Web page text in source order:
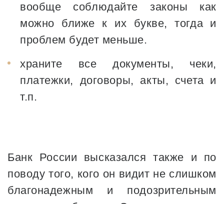
вообще соблюдайте законы как
можно ближе к их букве, тогда и
проблем будет меньше.
храните все документы, чеки,
платежки, договоры, акты, счета и
т.п.
Банк России высказался также и по
поводу того, кого он видит не слишком
благонадежным и подозрительным